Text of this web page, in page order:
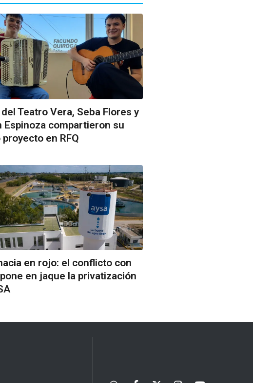
Teatro Vera, Seba Flores y
Espinoza compartieron su
en RFQ
en rojo: el conflicto con
en jaque la privatización